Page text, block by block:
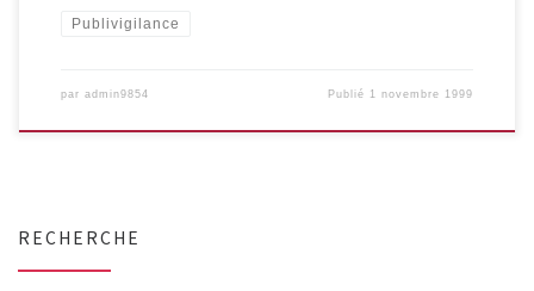
Publivigilance
par admin9854 Publié 1 novembre 1999
RECHERCHE